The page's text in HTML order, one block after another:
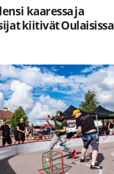
kaaressa ja
kiitivät Oulaisissa